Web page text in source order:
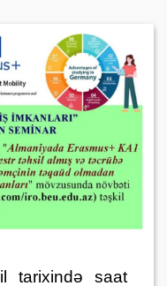
tarixində saat